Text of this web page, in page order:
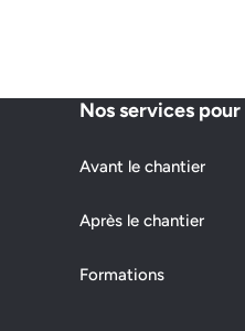
Nos services pour
Avant le chantier
Après le chantier
Formations